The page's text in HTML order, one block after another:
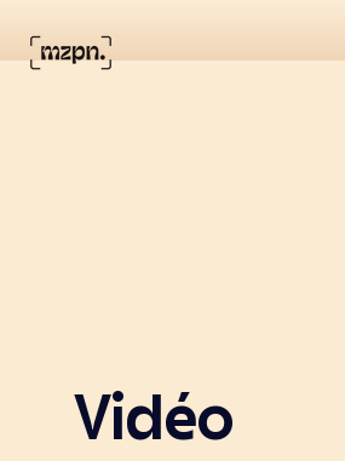
Vidéo